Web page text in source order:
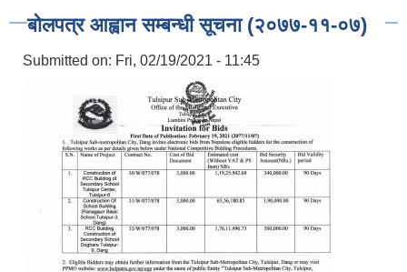
बोलपत्र आह्वान सम्बन्धी सूचना ‌(२०७७-११-०७)
Submitted on: Fri, 02/19/2021 - 11:45